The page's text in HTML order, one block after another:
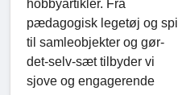
hobbyartikler. Fra
pædagogisk legetøj og spil
til samleobjekter og gør-
det-selv-sæt tilbyder vi
sjove og engagerende